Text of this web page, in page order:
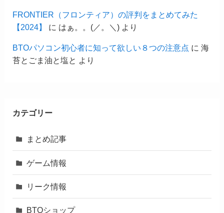
FRONTIER（フロンティア）の評判をまとめてみた
【2024】
に はぁ。。(／。＼)より
BTOパソコン初心者に知って欲しい８つの注意点 に 海
苔とごま油と塩と より
カテゴリー
まとめ記事
ゲーム情報
リーク情報
BTOショップ